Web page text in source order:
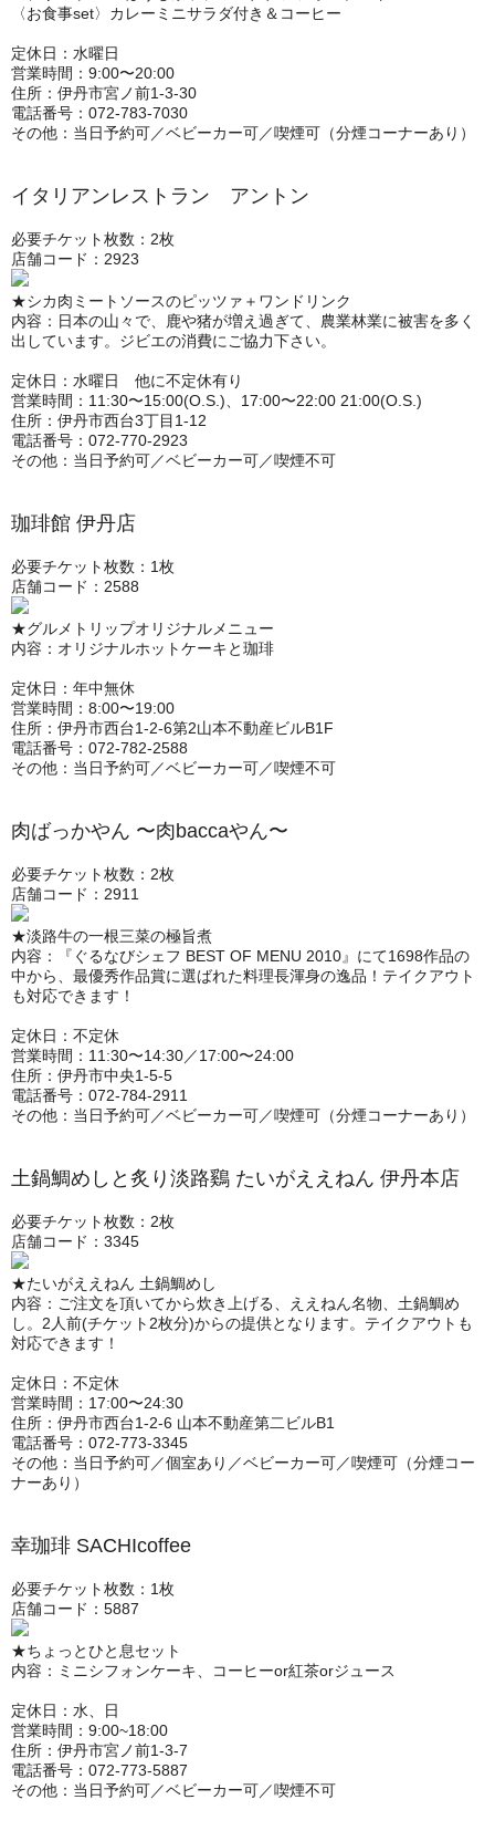
〈お食事set〉カレーミニサラダ付き＆コーヒー
定休日：水曜日
営業時間：9:00〜20:00
住所：伊丹市宮ノ前1-3-30
電話番号：072-783-7030
その他：当日予約可／ベビーカー可／喫煙可（分煙コーナーあり）
イタリアンレストラン アントン
必要チケット枚数：2枚
店舗コード：2923
★シカ肉ミートソースのピッツァ＋ワンドリンク
内容：日本の山々で、鹿や猪が増え過ぎて、農業林業に被害を多く
出しています。ジビエの消費にご協力下さい。
定休日：水曜日 他に不定休有り
営業時間：11:30〜15:00(O.S.)、17:00〜22:00 21:00(O.S.)
住所：伊丹市西台3丁目1-12
電話番号：072-770-2923
その他：当日予約可／ベビーカー可／喫煙不可
珈琲館 伊丹店
必要チケット枚数：1枚
店舗コード：2588
★グルメトリップオリジナルメニュー
内容：オリジナルホットケーキと珈琲
定休日：年中無休
営業時間：8:00〜19:00
住所：伊丹市西台1-2-6第2山本不動産ビルB1F
電話番号：072-782-2588
その他：当日予約可／ベビーカー可／喫煙不可
肉ばっかやん 〜肉baccaやん〜
必要チケット枚数：2枚
店舗コード：2911
★淡路牛の一根三菜の極旨煮
内容：『ぐるなびシェフ BEST OF MENU 2010』にて1698作品の
中から、最優秀作品賞に選ばれた料理長渾身の逸品！テイクアウト
も対応できます！
定休日：不定休
営業時間：11:30〜14:30／17:00〜24:00
住所：伊丹市中央1-5-5
電話番号：072-784-2911
その他：当日予約可／ベビーカー可／喫煙可（分煙コーナーあり）
土鍋鯛めしと炙り淡路鷄 たいがええねん 伊丹本店
必要チケット枚数：2枚
店舗コード：3345
★たいがええねん 土鍋鯛めし
内容：ご注文を頂いてから炊き上げる、ええねん名物、土鍋鯛め
し。2人前(チケット2枚分)からの提供となります。テイクアウトも
対応できます！
定休日：不定休
営業時間：17:00〜24:30
住所：伊丹市西台1-2-6 山本不動産第二ビルB1
電話番号：072-773-3345
その他：当日予約可／個室あり／ベビーカー可／喫煙可（分煙コー
ナーあり）
幸珈琲 SACHIcoffee
必要チケット枚数：1枚
店舗コード：5887
★ちょっとひと息セット
内容：ミニシフォンケーキ、コーヒーor紅茶orジュース
定休日：水、日
営業時間：9:00~18:00
住所：伊丹市宮ノ前1-3-7
電話番号：072-773-5887
その他：当日予約可／ベビーカー可／喫煙不可